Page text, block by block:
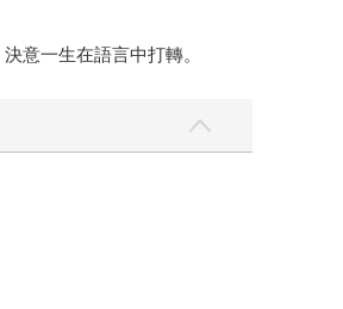
意一生在語言中打轉。